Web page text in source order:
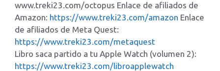
www.treki23.com/octopus Enlace de afiliados de
Amazon: https://www.treki23.com/amazon Enlace
de afiliados de Meta Quest:
https://www.treki23.com/metaquest
Libro saca partido a tu Apple Watch (volumen 2):
https://www.treki23.com/libroapplewatch